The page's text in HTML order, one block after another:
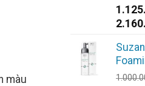
màu